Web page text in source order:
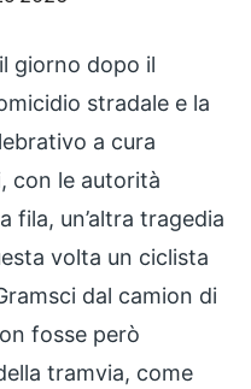
giorno dopo il
stradale e la
a cura
con le autorità
fila, un’altra tragedia
volta un ciclista
dal camion di
fosse però
tramvia, come